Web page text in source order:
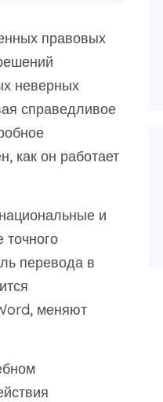
правовых
неверных
справедливое
как он работает
и
перевода в
меняют